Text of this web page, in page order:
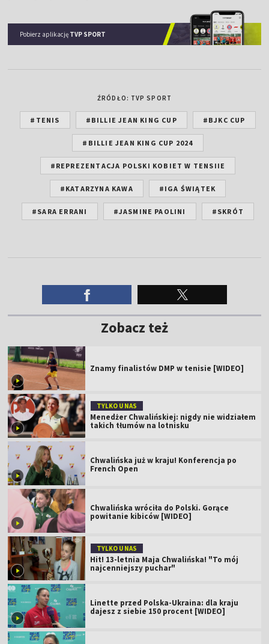
Pobierz aplikację TVP SPORT
ŹRÓDŁO: TVP SPORT
#TENIS #BILLIE JEAN KING CUP #BJKC CUP
#BILLIE JEAN KING CUP 2024
#REPREZENTACJA POLSKI KOBIET W TENSIIE
#KATARZYNA KAWA #IGA ŚWIĄTEK
#SARA ERRANI #JASMINE PAOLINI #SKRÓT
Zobacz też
Znamy finalistów DMP w tenisie [WIDEO]
TYLKO U NAS
Menedżer Chwalińskiej: nigdy nie widziałem
takich tłumów na lotnisku
Chwalińska już w kraju! Konferencja po
French Open
Chwalińska wróciła do Polski. Gorące
powitanie kibiców [WIDEO]
TYLKO U NAS
Hit! 13-letnia Maja Chwalińska! "To mój
najcenniejszy puchar"
Linette przed Polska-Ukraina: dla kraju
dajesz z siebie 150 procent [WIDEO]